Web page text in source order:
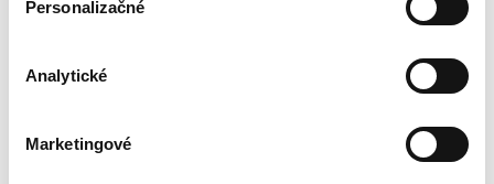
Personalizačné
Analytické
Marketingové
Bestsellery
Najdrahšie
Najlacnejšie